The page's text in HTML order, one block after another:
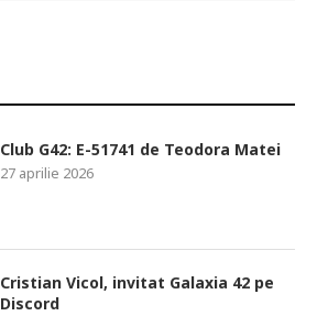
Club G42: E-51741 de Teodora Matei
27 aprilie 2026
Cristian Vicol, invitat Galaxia 42 pe
Discord